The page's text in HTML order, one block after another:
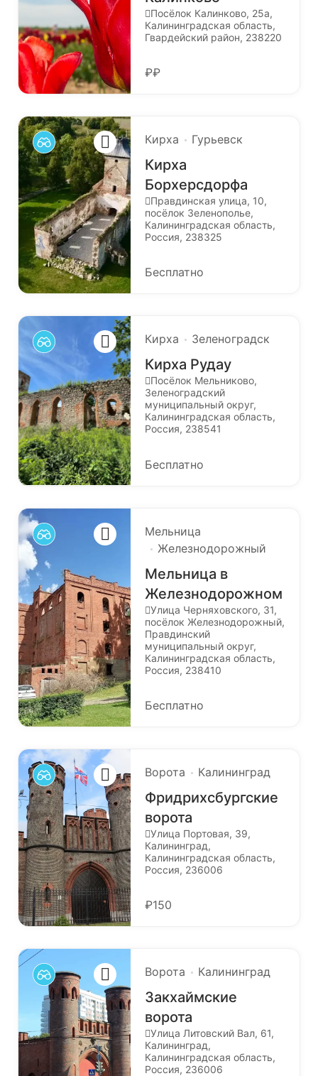
Посёлок Калинково, 25а,
Калининградская область,
Гвардейский район, 238220
₽₽
Кирха Гурьевск
Кирха
Борхерсдорфа
Правдинская улица, 10,
посёлок Зеленополье,
Калининградская область,
Россия, 238325
Бесплатно
Кирха Зеленоградск
Кирха Рудау
Посёлок Мельниково,
Зеленоградский
муниципальный округ,
Калининградская область,
Россия, 238541
Бесплатно
Мельница
Железнодорожный
Мельница в
Железнодорожном
Улица Черняховского, 31,
посёлок Железнодорожный,
Правдинский
муниципальный округ,
Калининградская область,
Россия, 238410
Бесплатно
Ворота Калининград
Фридрихсбургские
ворота
Улица Портовая, 39,
Калининград,
Калининградская область,
Россия, 236006
₽150
Ворота Калининград
Закхаймские
ворота
Улица Литовский Вал, 61,
Калининград,
Калининградская область,
Россия, 236006